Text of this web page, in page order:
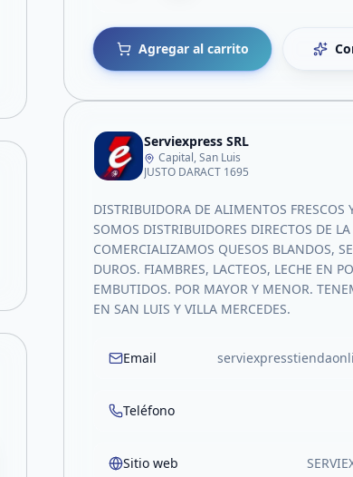
Agregar al carrito
Serviexpress SRL
Capital, San Luis
JUSTO DARACT 1695
DISTRIBUIDORA DE ALIMENTOS FRESCOS
SOMOS DISTRIBUIDORES DIRECTOS DE
COMERCIALIZAMOS QUESOS BLANDOS,
DUROS. FIAMBRES, LACTEOS, LECHE EN
EMBUTIDOS. POR MAYOR Y MENOR.
EN SAN LUIS Y VILLA MERCEDES.
Email
Teléfono
Sitio web